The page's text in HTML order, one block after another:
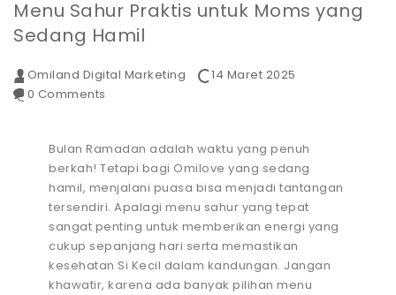
Menu Sahur Praktis untuk Moms yang
Sedang Hamil
Omiland Digital Marketing
14 Maret 2025
0 Comments
Bulan Ramadan adalah waktu yang penuh
berkah! Tetapi bagi Omilove yang sedang
hamil, menjalani puasa bisa menjadi tantangan
tersendiri. Apalagi menu sahur yang tepat
sangat penting untuk memberikan energi yang
cukup sepanjang hari serta memastikan
kesehatan Si Kecil dalam kandungan. Jangan
khawatir, karena ada banyak pilihan menu